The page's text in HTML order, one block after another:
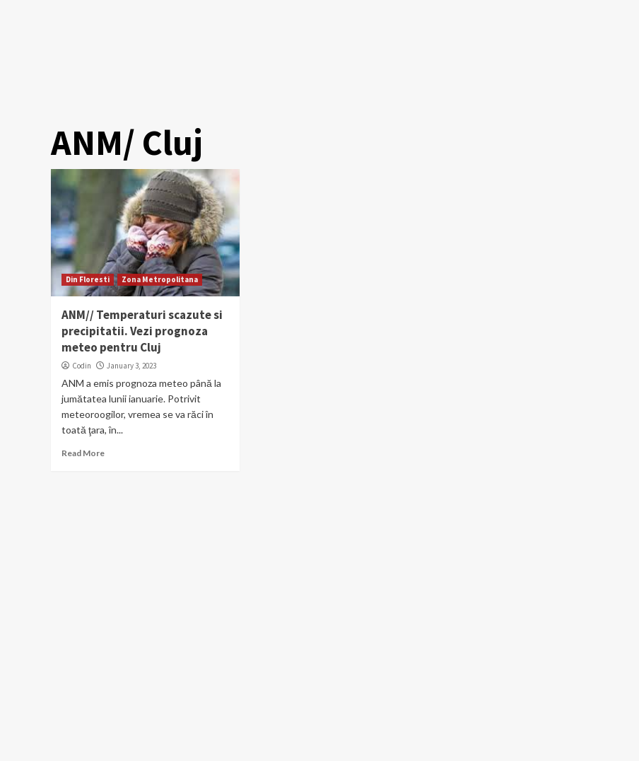
ANM/ Cluj
Din Floresti Zona Metropolitana
ANM// Temperaturi scazute si
precipitatii. Vezi prognoza
meteo pentru Cluj
Codin January 3, 2023
ANM a emis prognoza meteo până la
jumătatea lunii ianuarie. Potrivit
meteoroogilor, vremea se va răci în
toată ţara, în...
Read More